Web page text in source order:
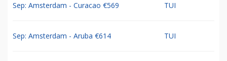
Sep: Amsterdam - Curacao €569 TUI
Sep: Amsterdam - Aruba €614 TUI